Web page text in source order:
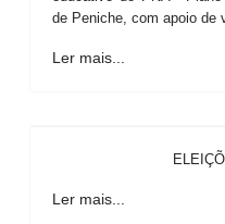
de Peniche, com apoio de
Ler mais...
Ler mais...